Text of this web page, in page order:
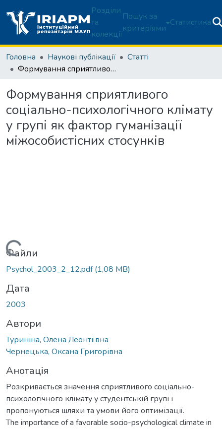
Розділи
та
колекції
Пошук за
критеріями
Статистика
Головна Наукові публікації
Статті
Формування сприятливого соціально-психологічного клімату у групі як фактор гуманізації міжособистісних стосунків
Формування сприятливого
соціально-психологічного клімату
у групі як фактор гуманізації
міжособистісних стосунків
Вантажиться...
Файли
Psychol_2003_2_12.pdf(1,08 MB)
Дата
2003
Автори
Туриніна, Олена Леонтіївна
Чернецька, Оксана Григорівна
Анотація
Розкривається значення сприятливого соціально-
психологічного клімату у студентській групі і
пропонуються шляхи та умови його оптимізації.
The importance of a favorable socio-psychological climate in